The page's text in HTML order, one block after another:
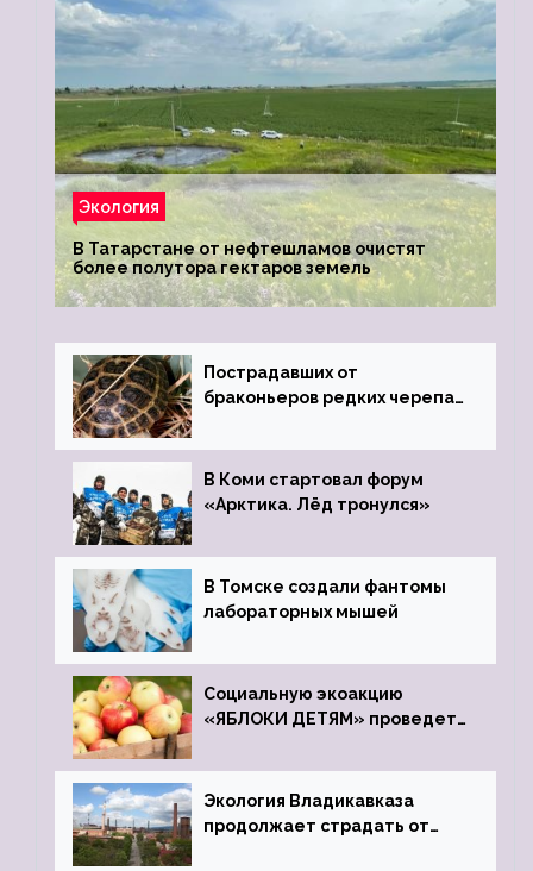
Экология
В Татарстане от нефтешламов очистят
более полутора гектаров земель
Пострадавших от
браконьеров редких черепах
зоопарк
В Коми стартовал форум
«Арктика. Лёд тронулся»
В Томске создали фантомы
лабораторных мышей
Социальную экоакцию
«ЯБЛОКИ ДЕТЯМ» проведет
Экология Владикавказа
продолжает страдать от